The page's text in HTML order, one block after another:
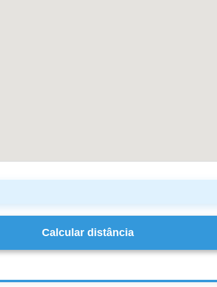
Calcular distância